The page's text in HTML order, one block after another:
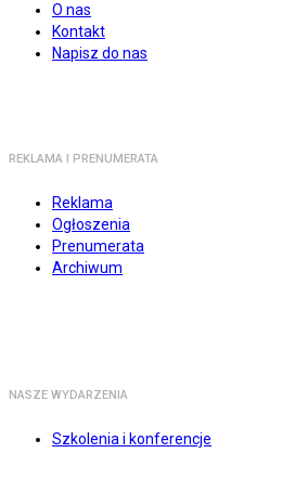
O nas
Kontakt
Napisz do nas
REKLAMA I PRENUMERATA
Reklama
Ogłoszenia
Prenumerata
Archiwum
NASZE WYDARZENIA
Szkolenia i konferencje